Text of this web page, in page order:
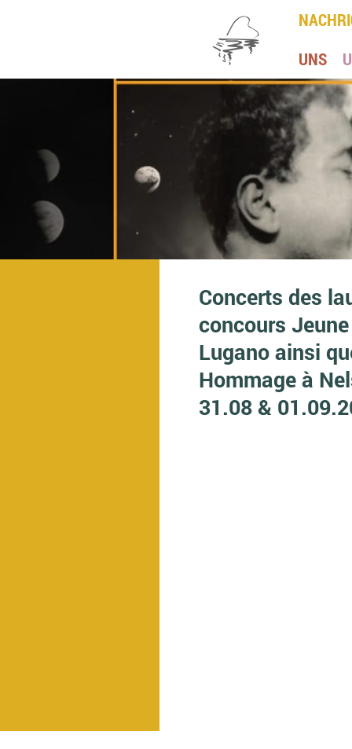
UNS
Concerts des
concours
Lugano ainsi
Hommage à
31.08 &